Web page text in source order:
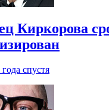
Киркорова
года спустя